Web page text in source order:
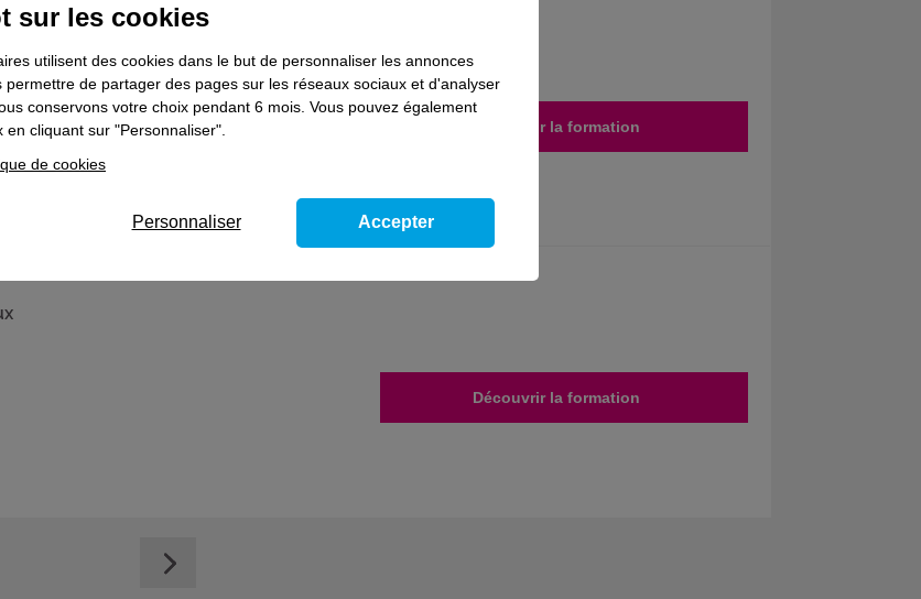
en fibre optique
Découvrir la formation
Découvrir la formation
sur les cookies
utilisent des cookies dans le but de personnaliser les annonces
permettre de partager des pages sur les réseaux sociaux et d'analyser
conservons votre choix pendant 6 mois. Vous pouvez également
cliquant sur "Personnaliser".
de cookies
Personnaliser Accepter